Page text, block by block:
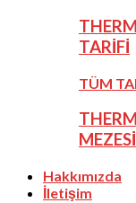
TARİFİ
TÜM
MEZESİ
Hakkımızda
İletişim